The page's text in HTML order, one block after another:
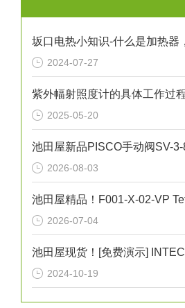
2024-07-27
2025-05-20
2026-08-03
2026-07-04
2024-10-19